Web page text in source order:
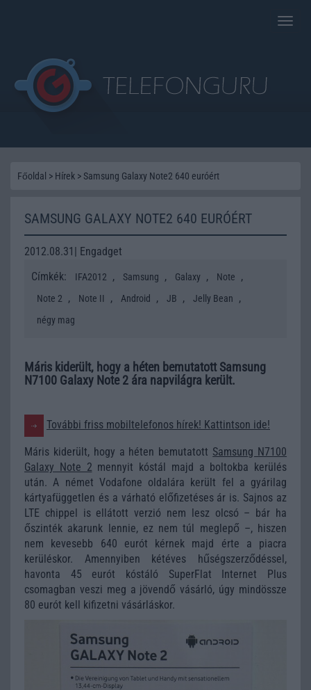
Toggle
Főoldal > Hírek > Samsung Galaxy Note2 640 euróért
SAMSUNG GALAXY NOTE2 640 EURÓÉRT
2012.08.31| Engadget
Címkék:
IFA2012 , Samsung , Galaxy , Note ,
Note 2 , Note II , Android , JB , Jelly Bean ,
négy mag
Máris kiderült, hogy a héten bemutatott Samsung
N7100 Galaxy Note 2 ára napvilágra került.
További friss mobiltelefonos hírek! Kattintson ide!
Máris kiderült, hogy a héten bemutatott Samsung N7100
Galaxy Note 2 mennyit kóstál majd a boltokba kerülés
után. A német Vodafone oldalára került fel a gyárilag
kártyafüggetlen és a várható előfizetéses ár is. Sajnos az
LTE chippel is ellátott verzió nem lesz olcsó – bár ha
őszinték akarunk lennie, ez nem túl meglepő –, hiszen
nem kevesebb 640 eurót kérnek majd érte a piacra
kerüléskor. Amennyiben kétéves hűségszerződéssel,
havonta 45 eurót kóstáló SuperFlat Internet Plus
csomagban veszi meg a jövendő vásárló, úgy mindössze
80 eurót kell kifizetni vásárláskor.